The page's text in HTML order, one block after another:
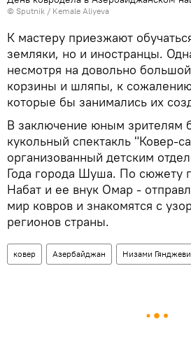
© Sputnik / Kemale Aliyeva
К мастеру приезжают
земляки, но и иностранцы.
несмотря на довольно
корзины и шляпы, к
которые бы занимались их
В заключение юным зрителям
кукольный спектакль "Ковер-
организованный детским
Года города Шуша. По сюжету
Набат и ее внук Омар -
мир ковров и знакомятся с
регионов страны.
ковер Азербайджан Низами Гянджеви